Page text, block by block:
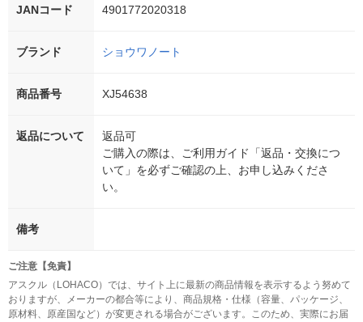
JANコード 4901772020318
ブランド ショウワノート
商品番号 XJ54638
返品について
返品可
ご購入の際は、ご利用ガイド「返品・交換につ
いて」を必ずご確認の上、お申し込みくださ
い。
備考
ご注意【免責】
アスクル（LOHACO）では、サイト上に最新の商品情報を表示するよう努めて
おりますが、メーカーの都合等により、商品規格・仕様（容量、パッケージ、
原材料、原産国など）が変更される場合がございます。このため、実際にお届